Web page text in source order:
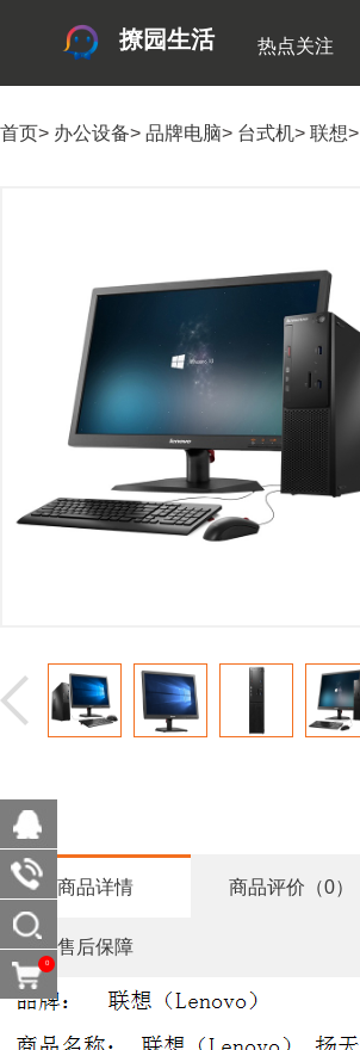
撩园生活 热点关注
首页> 办公设备> 品牌电脑> 台式机> 联想>
商品详情 商品评价（0）
售后保障
0